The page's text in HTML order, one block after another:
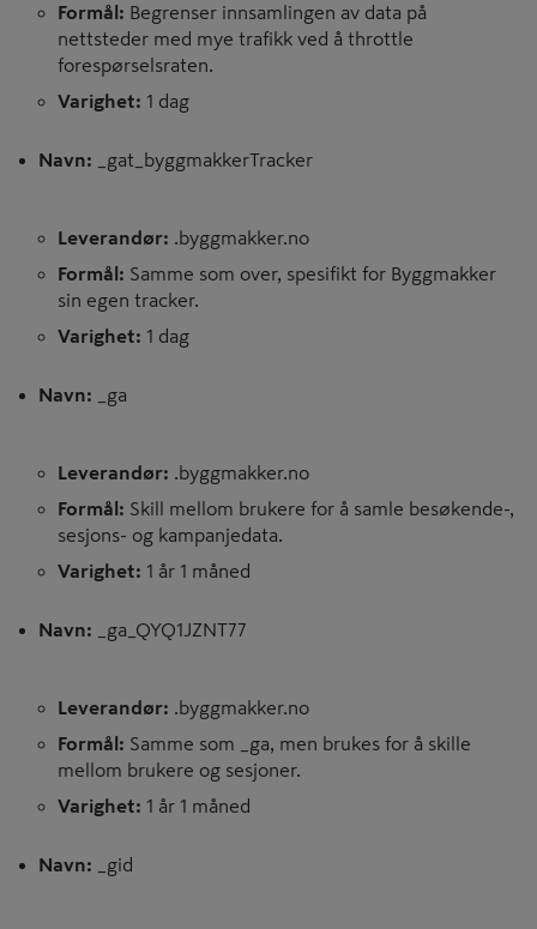
Formål: Begrenser innsamlingen av data på
nettsteder med mye trafikk ved å throttle
forespørselsraten.
Varighet: 1 dag
Navn: _gat_byggmakkerTracker
Leverandør: .byggmakker.no
Formål: Samme som over, spesifikt for Byggmakker
sin egen tracker.
Varighet: 1 dag
Navn: _ga
Leverandør: .byggmakker.no
Formål: Skill mellom brukere for å samle besøkende-,
sesjons- og kampanjedata.
Varighet: 1 år 1 måned
Navn: _ga_QYQ1JZNT77
Leverandør: .byggmakker.no
Formål: Samme som _ga, men brukes for å skille
mellom brukere og sesjoner.
Varighet: 1 år 1 måned
Navn: _gid